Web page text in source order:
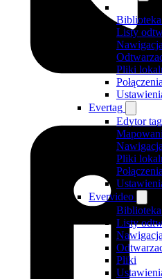
Listy
Nawigacja
Pliki
Połączenia
Evertag
Edytor
Nawigacja
Pliki
Połączenia
Evervideo
Listy
Nawigacja
Pliki